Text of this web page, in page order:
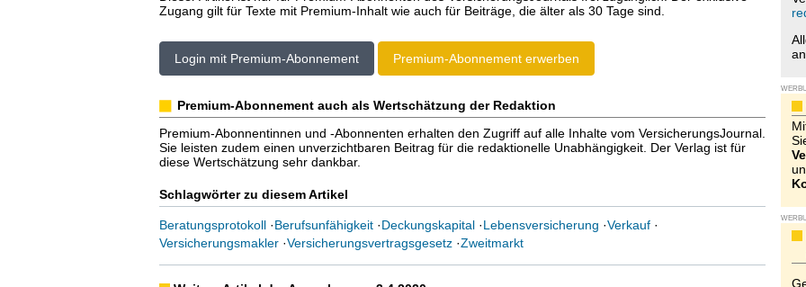
Zugang gilt für Texte mit Premium-Inhalt wie auch für Beiträge, die älter als 30 Tage sind.
Login mit Premium-Abonnement Premium-Abonnement erwerben
Premium-Abonnement auch als Wertschätzung der Redaktion
Premium-Abonnentinnen und -Abonnenten erhalten den Zugriff auf alle Inhalte vom VersicherungsJournal.
Sie leisten zudem einen unverzichtbaren Beitrag für die redaktionelle Unabhängigkeit. Der Verlag ist für
diese Wertschätzung sehr dankbar.
Schlagwörter zu diesem Artikel
Beratungsprotokoll·Berufsunfähigkeit·Deckungskapital·Lebensversicherung ·Verkauf·
Versicherungsmakler·Versicherungsvertragsgesetz·Zweitmarkt
an